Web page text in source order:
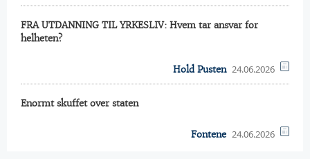
FRA UTDANNING TIL YRKESLIV: Hvem tar ansvar for
helheten?
Hold Pusten 24.06.2026
Enormt skuffet over staten
Fontene 24.06.2026